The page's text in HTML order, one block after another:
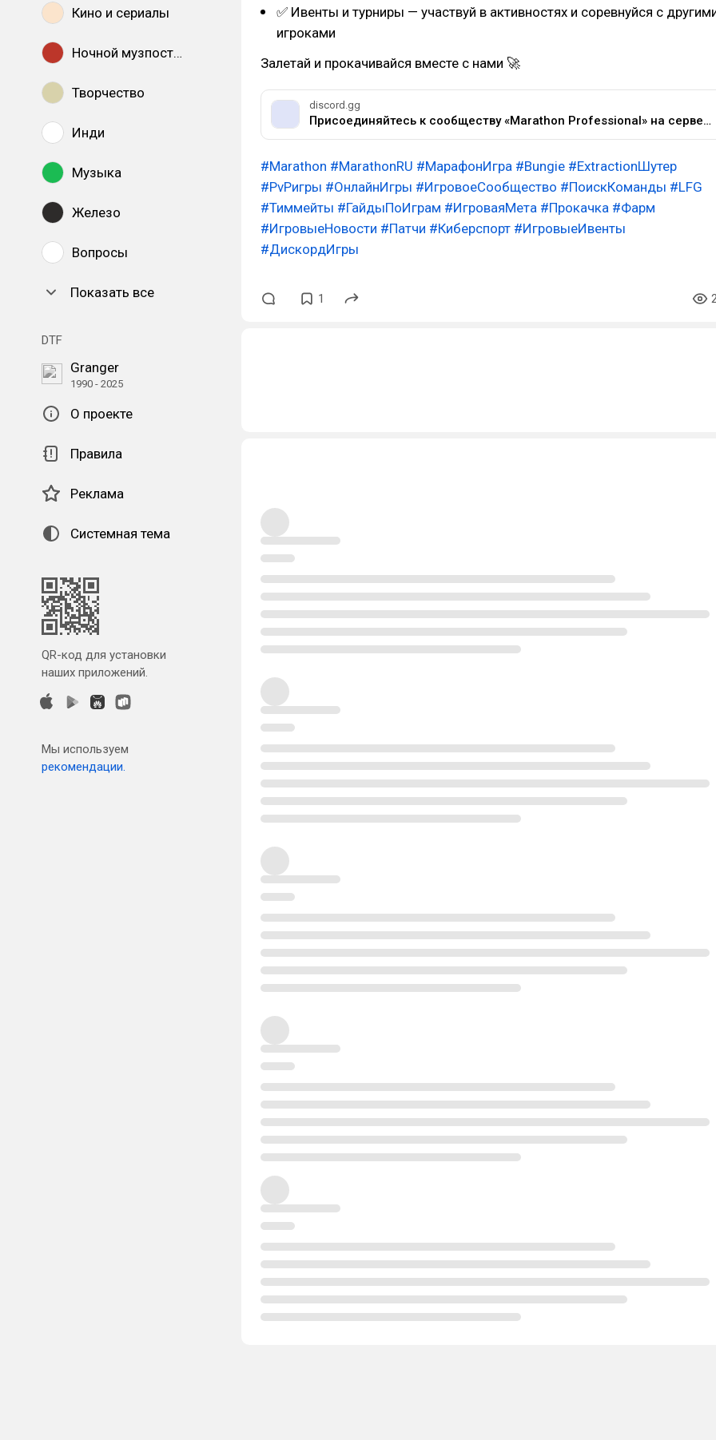
Кино и сериалы
Ночной музпостинг
Творчество
Инди
Музыка
Железо
Вопросы
Показать все
DTF
Granger
1990 - 2025
О проекте
Правила
Реклама
Системная тема
QR-код для установки
наших приложений.
Мы используем
рекомендации.
✅ Ивенты и турниры — участвуй в активностях и соревнуйся с
игроками
Залетай и прокачивайся вместе с нами 🚀
discord.gg
Присоединяйтесь к сообществу «Marathon Professional» на сервере Discord!
#Marathon #MarathonRU #МарафонИгра #Bungie #ExtractionШутер
#PvPигры #ОнлайнИгры #ИгровоеСообщество #ПоискКоманды #LFG
#Тиммейты #ГайдыПоИграм #ИгроваяМета #Прокачка #Фарм
#ИгровыеНовости #Патчи #Киберспорт #ИгровыеИвенты
#ДискордИгры
1